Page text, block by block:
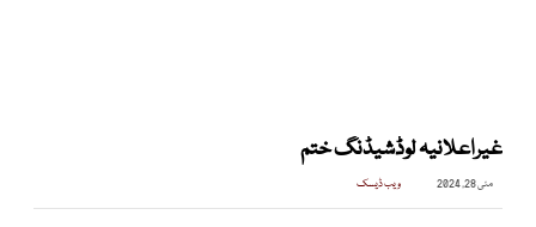
غیراعلانیہ لوڈشیڈنگ ختم
مئی 28, 2024 ویب ڈیسک